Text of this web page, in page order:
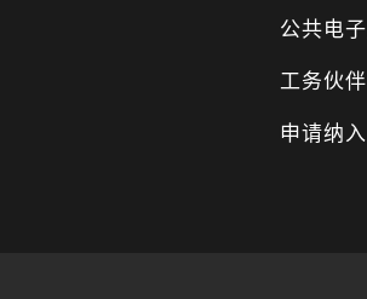
公共电
工务伙
申请纳